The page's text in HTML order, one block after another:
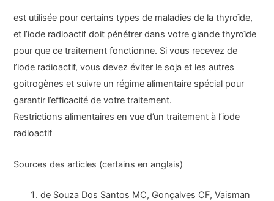
est utilisée pour certains types de maladies de la thyroïde,
et l’iode radioactif doit pénétrer dans votre glande thyroïde
pour que ce traitement fonctionne. Si vous recevez de
l’iode radioactif, vous devez éviter le soja et les autres
goitrogènes et suivre un régime alimentaire spécial pour
garantir l’efficacité de votre traitement.
Restrictions alimentaires en vue d’un traitement à l’iode
radioactif
Sources des articles (certains en anglais)
de Souza Dos Santos MC, Gonçalves CF, Vaisman